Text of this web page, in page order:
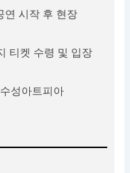
연 시작 후 현장
티켓 수령 및 입장
성아트피아